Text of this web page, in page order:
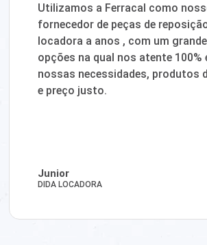
Utilizamos a Ferracal como
fornecedor de peças de
locadora a anos , com um
opções na qual nos atente 100%
nossas necessidades, produtos
e preço justo.
Junior
DIDA LOCADORA